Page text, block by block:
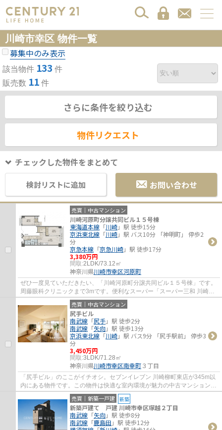
川崎市幸区 物件一覧
募集中のみ表示
該当物件 133 件
販売数 11 件
さらに条件を絞り込む
物件リクエスト
チェックした物件をまとめて
検討リストに追加 お問い合わせ
売買｜中古マンション
川崎河原町分譲共同ビル１５号棟
東海道本線 「川崎」駅 徒歩15分
京浜東北線 「川崎」駅 バス10分 「神明町」 停歩2
分
京急本線 「京急川崎」駅 徒歩17分
3,380万円
間取:2LDK/73.12㎡
神奈川県川崎市幸区河原町
ぜひ一度見ていただきたい、「川崎河原町分譲共同ビル１５号棟」です。
周藤眼科クリニックまで3mです。便利なスーパー「スーパー三和 川崎遠
藤店」まで347mです。こちらの物件にはエレ...
売買｜中古マンション
尻手ビル
南武線 「尻手」駅 徒歩2分
南武線 「矢向」駅 徒歩13分
京浜東北線 「川崎」駅 バス9分 「尻手駅前」 停歩3
分
3,450万円
間取:3LDK/71.28㎡
神奈川県川崎市幸区南幸町３丁目
「尻手ビル」のここがイチオシ。セブンイレブン 川崎柳町東店が345m以
内にある物件です。この物件は快適な室内環境が魅力の中古マンションと
なっています。当社は多種多様な物件情報を...
売買｜新築一戸建 新築
新築戸建て 戸建 川崎市幸区塚越２丁目
南武線 「矢向」駅 徒歩8分
南武線 「鹿島田 」駅 徒歩12分